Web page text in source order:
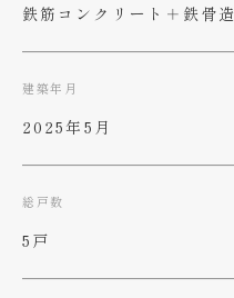
鉄筋コンクリート＋鉄骨造
建築年月
2025年5月
総戸数
5戸